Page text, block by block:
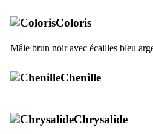
Coloris
Mâle brun noir avec écailles bleu
Chenille
Chrysalide